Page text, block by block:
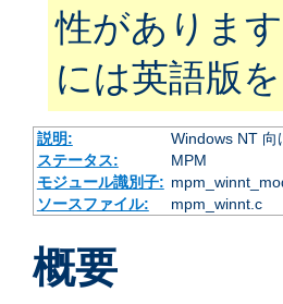
性がありま
には英語版
説明:
Windows NT 向
ステータス:
MPM
モジュール識別子:
ソースファイル:
mpm_winnt.c
概要